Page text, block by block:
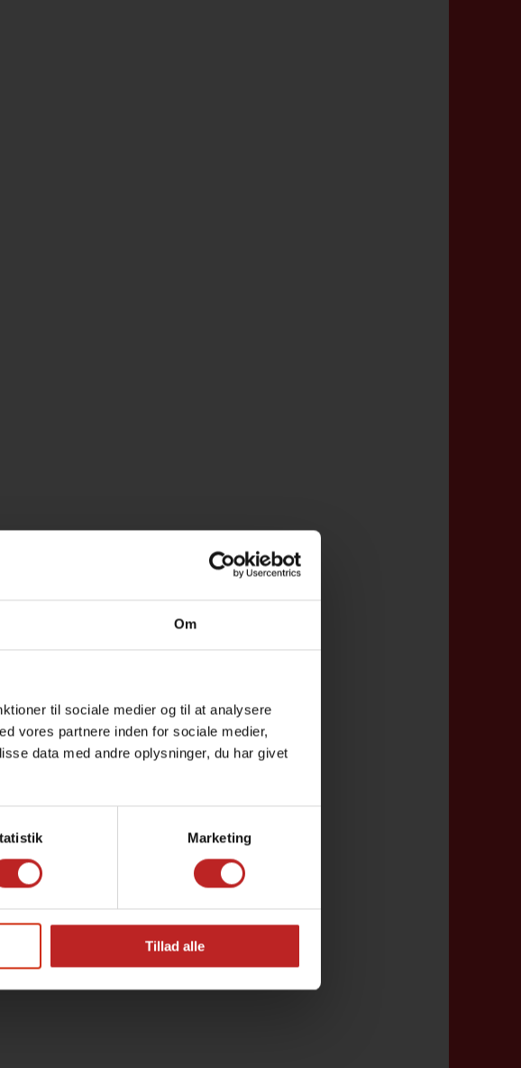
Om
til sociale medier og til at analysere
vores partnere inden for sociale medier,
data med andre oplysninger, du har givet
Marketing
Tillad alle